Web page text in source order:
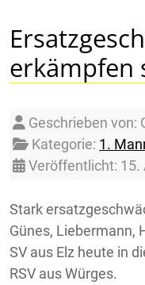
erkämpfen
Details
Geschrieben von:
Kategorie: 1.
Veröffentlicht: 15.
Stark
Günes, Liebermann,
SV aus Elz heute in
RSV aus Würges.